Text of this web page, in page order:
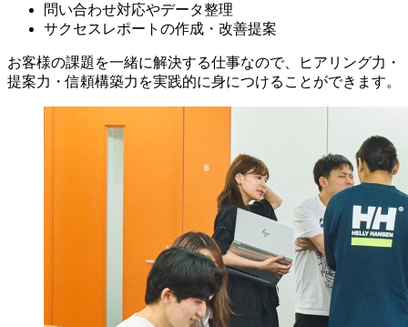
問い合わせ対応やデータ整理
サクセスレポートの作成・改善提案
お客様の課題を一緒に解決する仕事なので、ヒアリング力・
提案力・信頼構築力を実践的に身につけることができます。